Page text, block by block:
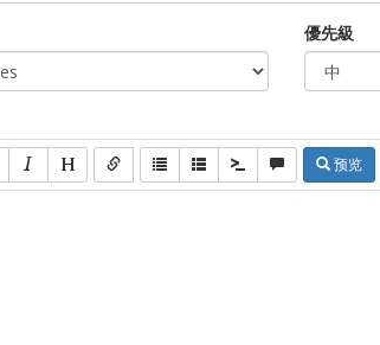
優先級
预览